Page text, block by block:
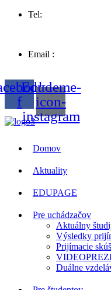
Tel:
Email :
f
Edudeme-
icon-
instagram
Domov
Aktuality
EDUPAGE
Pre uchádzačov
Aktuálny
Výsledky
Prijímacie
Duálne